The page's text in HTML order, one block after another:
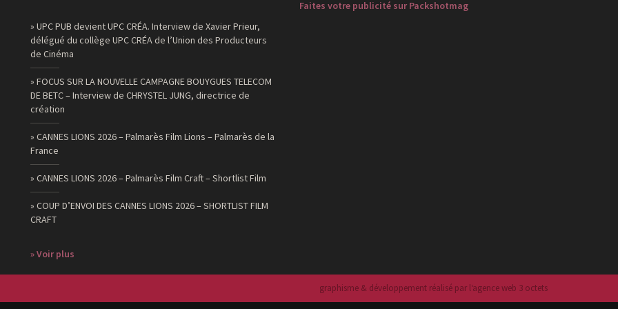
» UPC PUB devient UPC CRÉA. Interview de Xavier Prieur,
délégué du collège UPC CRÉA de l’Union des Producteurs
de Cinéma
» FOCUS SUR LA NOUVELLE CAMPAGNE BOUYGUES TELECOM
DE BETC – Interview de CHRYSTEL JUNG, directrice de
création
» CANNES LIONS 2026 – Palmarès Film Lions – Palmarès de la
France
» CANNES LIONS 2026 – Palmarès Film Craft – Shortlist Film
» COUP D’ENVOI DES CANNES LIONS 2026 – SHORTLIST FILM
CRAFT
» Voir plus
Faites votre publicité sur Packshotmag
graphisme & développement réalisé par l‘agence web 3 octets